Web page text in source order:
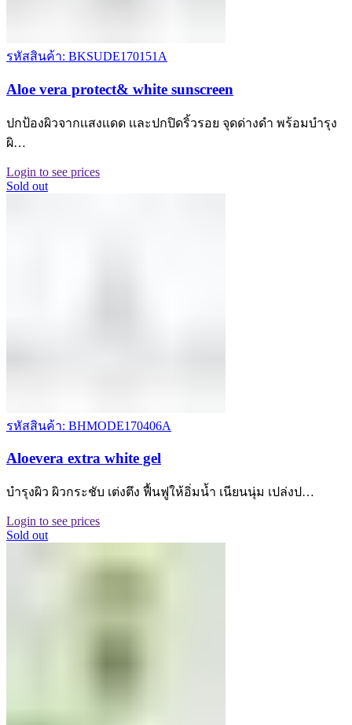
รหัสสินค้า: BKSUDE170151A
Aloe vera protect& white sunscreen
ปกป้องผิวจากเเสงเเดด เเละปกปิดริ้วรอย จุดด่างดำ พร้อมบำรุง
ผิ…
Login to see prices
Sold out
รหัสสินค้า: BHMODE170406A
Aloevera extra white gel
บำรุงผิว ผิวกระชับ เต่งตึง ฟื้นฟูให้อิ่มน้ำ เนียนนุ่ม เปล่งป…
Login to see prices
Sold out